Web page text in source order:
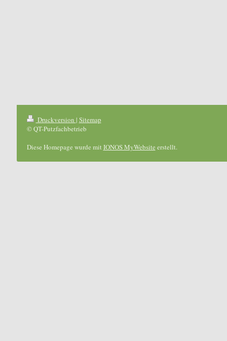
Druckversion | Sitemap
© QT-Putzfachbetrieb
Diese Homepage wurde mit IONOS MyWebsite erstellt.